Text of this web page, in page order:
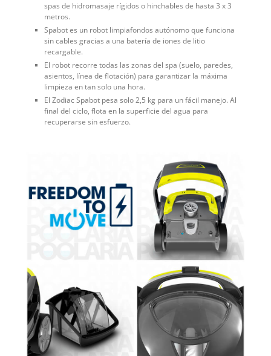
spas de hidromasaje rígidos o hinchables de hasta 3 x 3
metros.
Spabot es un robot limpiafondos autónomo que funciona
sin cables gracias a una batería de iones de litio
recargable.
El robot recorre todas las zonas del spa (suelo, paredes,
asientos, línea de flotación) para garantizar la máxima
limpieza en tan solo una hora.
El Zodiac Spabot pesa solo 2,5 kg para un fácil manejo. Al
final del ciclo, flota en la superficie del agua para
recuperarse sin esfuerzo.